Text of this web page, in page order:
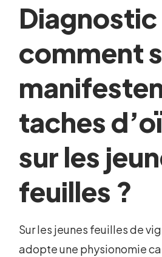
Diagnostic
comment
taches
sur les
feuilles ?
Sur les jeunes feuilles de
adopte une physionomie